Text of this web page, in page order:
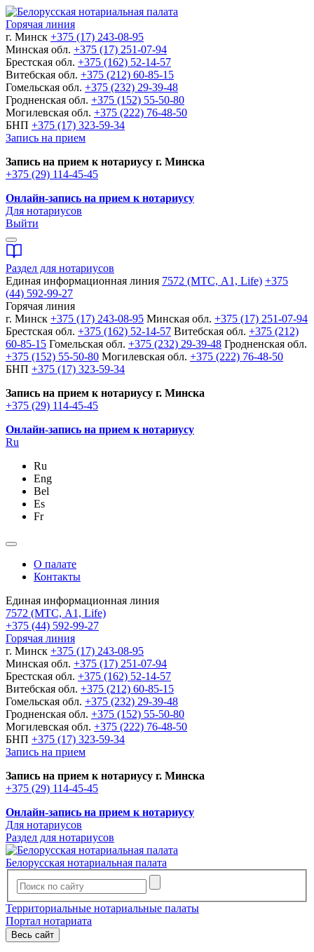
Горячая линия
г. Минск +375 (17) 243-08-95
Минская обл. +375 (17) 251-07-94
Брестская обл. +375 (162) 52-14-57
Витебская обл. +375 (212) 60-85-15
Гомельская обл. +375 (232) 29-39-48
Гродненская обл. +375 (152) 55-50-80
Могилевская обл. +375 (222) 76-48-50
БНП +375 (17) 323-59-34
Запись на прием
Запись на прием к нотариусу г. Минска
+375 (29) 114-45-45
Онлайн-запись на прием к нотариусу
Для нотариусов
Выйти
Раздел для нотариусов
Единая информационная линия 7572 (МТС, A1, Life) +375
(44) 592-99-27
Горячая линия
г. Минск +375 (17) 243-08-95 Минская обл. +375 (17) 251-07-94
Брестская обл. +375 (162) 52-14-57 Витебская обл. +375 (212)
60-85-15 Гомельская обл. +375 (232) 29-39-48 Гродненская обл.
+375 (152) 55-50-80 Могилевская обл. +375 (222) 76-48-50
БНП +375 (17) 323-59-34
Запись на прием к нотариусу г. Минска
+375 (29) 114-45-45
Онлайн-запись на прием к нотариусу
Ru
Ru
Eng
Bel
Es
Fr
О палате
Контакты
Единая информационная линия
7572 (МТС, A1, Life)
+375 (44) 592-99-27
Горячая линия
г. Минск +375 (17) 243-08-95
Минская обл. +375 (17) 251-07-94
Брестская обл. +375 (162) 52-14-57
Витебская обл. +375 (212) 60-85-15
Гомельская обл. +375 (232) 29-39-48
Гродненская обл. +375 (152) 55-50-80
Могилевская обл. +375 (222) 76-48-50
БНП +375 (17) 323-59-34
Запись на прием
Запись на прием к нотариусу г. Минска
+375 (29) 114-45-45
Онлайн-запись на прием к нотариусу
Для нотариусов
Раздел для нотариусов
Белорусская нотариальная палата
Территориальные нотариальные палаты
Портал нотариата
Весь сайт